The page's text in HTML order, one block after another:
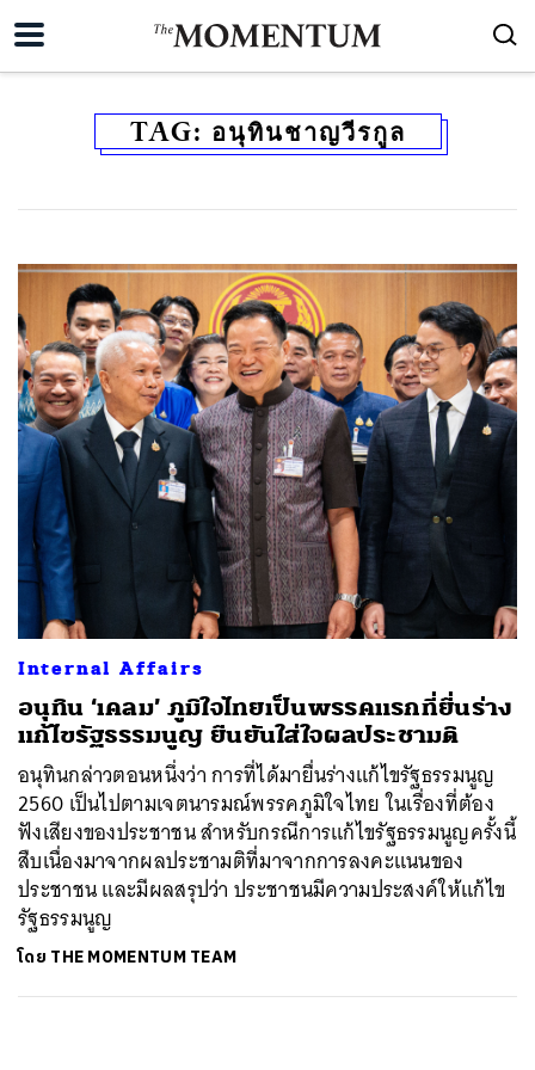
TAG: อนุทินชาญวีรกูล
Internal Affairs
อนุทิน ‘เคลม’ ภูมิใจไทยเป็นพรรคแรกที่ยื่นร่าง
แก้ไขรัฐธรรมนูญ ยืนยันใส่ใจผลประชามติ
อนุทินกล่าวตอนหนึ่งว่า การที่ได้มายื่นร่างแก้ไขรัฐธรรมนูญ
2560 เป็นไปตามเจตนารมณ์พรรคภูมิใจไทย ในเรื่องที่ต้อง
ฟังเสียงของประชาชน สำหรับกรณีการแก้ไขรัฐธรรมนูญครั้งนี้
สืบเนื่องมาจากผลประชามติที่มาจากการลงคะแนนของ
ประชาชน และมีผลสรุปว่า ประชาชนมีความประสงค์ให้แก้ไข
รัฐธรรมนูญ
โดย THE MOMENTUM TEAM
SHARE